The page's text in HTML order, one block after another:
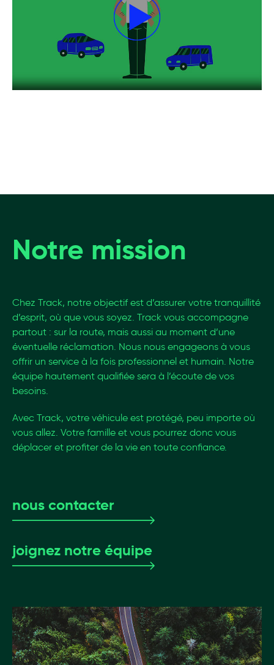
Notre mission
Chez Track, notre objectif est d’assurer votre tranquillité
d’esprit, où que vous soyez. Track vous accompagne
partout : sur la route, mais aussi au moment d’une
éventuelle réclamation. Nous nous engageons à vous
offrir un service à la fois professionnel et humain. Notre
équipe hautement qualifiée sera à l’écoute de vos
besoins.
Avec Track, votre véhicule est protégé, peu importe où
vous allez. Votre famille et vous pourrez donc vous
déplacer et profiter de la vie en toute confiance.
nous contacter
joignez notre équipe